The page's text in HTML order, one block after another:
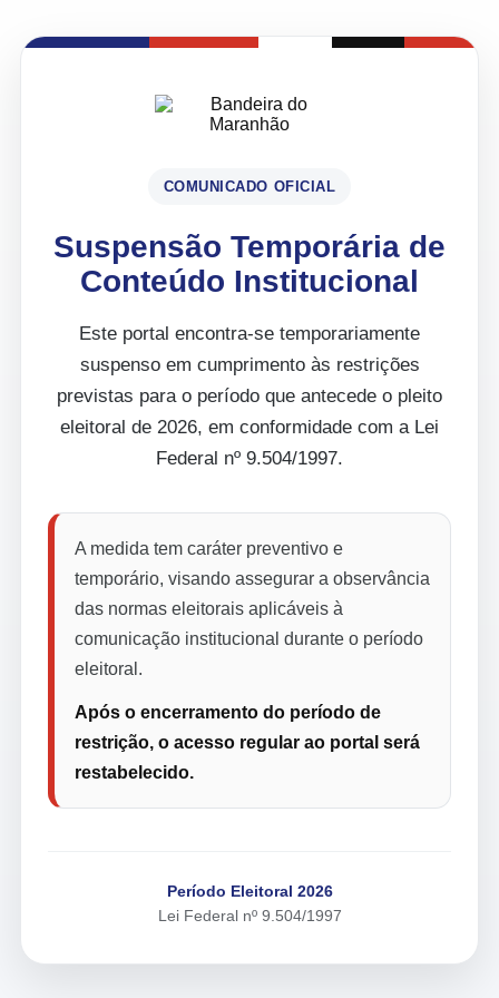
COMUNICADO OFICIAL
Suspensão Temporária de
Conteúdo Institucional
Este portal encontra-se temporariamente
suspenso em cumprimento às restrições
previstas para o período que antecede o pleito
eleitoral de 2026, em conformidade com a Lei
Federal nº 9.504/1997.
A medida tem caráter preventivo e
temporário, visando assegurar a observância
das normas eleitorais aplicáveis à
comunicação institucional durante o período
eleitoral.
Após o encerramento do período de
restrição, o acesso regular ao portal será
restabelecido.
Período Eleitoral 2026
Lei Federal nº 9.504/1997